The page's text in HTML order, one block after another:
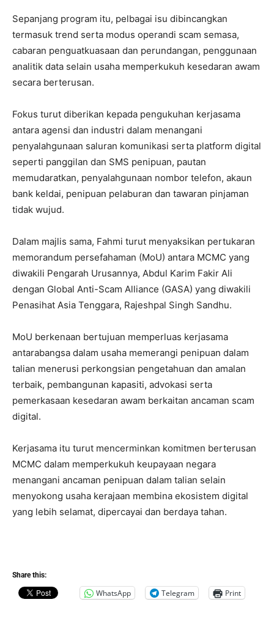
Sepanjang program itu, pelbagai isu dibincangkan
termasuk trend serta modus operandi scam semasa,
cabaran penguatkuasaan dan perundangan, penggunaan
analitik data selain usaha memperkukuh kesedaran awam
secara berterusan.
Fokus turut diberikan kepada pengukuhan kerjasama
antara agensi dan industri dalam menangani
penyalahgunaan saluran komunikasi serta platform digital
seperti panggilan dan SMS penipuan, pautan
memudaratkan, penyalahgunaan nombor telefon, akaun
bank keldai, penipuan pelaburan dan tawaran pinjaman
tidak wujud.
Dalam majlis sama, Fahmi turut menyaksikan pertukaran
memorandum persefahaman (MoU) antara MCMC yang
diwakili Pengarah Urusannya, Abdul Karim Fakir Ali
dengan Global Anti-Scam Alliance (GASA) yang diwakili
Penasihat Asia Tenggara, Rajeshpal Singh Sandhu.
MoU berkenaan bertujuan memperluas kerjasama
antarabangsa dalam usaha memerangi penipuan dalam
talian menerusi perkongsian pengetahuan dan amalan
terbaik, pembangunan kapasiti, advokasi serta
pemerkasaan kesedaran awam berkaitan ancaman scam
digital.
Kerjasama itu turut mencerminkan komitmen berterusan
MCMC dalam memperkukuh keupayaan negara
menangani ancaman penipuan dalam talian selain
menyokong usaha kerajaan membina ekosistem digital
yang lebih selamat, dipercayai dan berdaya tahan.
Share this:
WhatsApp Telegram Print